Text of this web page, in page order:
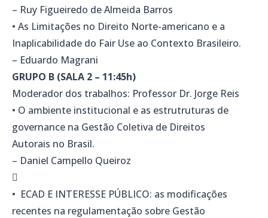
– Ruy Figueiredo de Almeida Barros
• As Limitações no Direito Norte-americano e a
Inaplicabilidade do Fair Use ao Contexto Brasileiro.
– Eduardo Magrani
GRUPO B (SALA 2 – 11:45h)
Moderador dos trabalhos: Professor Dr. Jorge Reis
• O ambiente institucional e as estrutruturas de
governance na Gestão Coletiva de Direitos
Autorais no Brasil.
– Daniel Campello Queiroz

• ECAD E INTERESSE PÚBLICO: as modificações
recentes na regulamentação sobre Gestão